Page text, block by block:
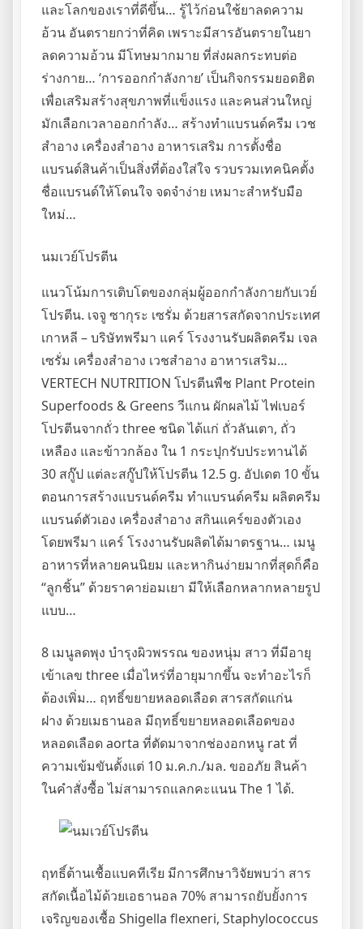
และโลกของเราที่ดีขึ้น… รู้ไว้ก่อนใช้ยาลดความ
อ้วน อันตรายกว่าที่คิด เพราะมีสารอันตรายในยา
ลดความอ้วน มีโทษมากมาย ที่ส่งผลกระทบต่อ
ร่างกาย… ‘การออกกำลังกาย’ เป็นกิจกรรมยอดฮิต
เพื่อเสริมสร้างสุขภาพที่แข็งแรง และคนส่วนใหญ่
มักเลือกเวลาออกกำลัง… สร้างทำแบรนด์ครีม เวช
สำอาง เครื่องสำอาง อาหารเสริม การตั้งชื่อ
แบรนด์สินค้าเป็นสิ่งที่ต้องใส่ใจ รวบรวมเทคนิคตั้ง
ชื่อแบรนด์ให้โดนใจ จดจำง่าย เหมาะสำหรับมือ
ใหม่…
นมเวย์โปรตีน
แนวโน้มการเติบโตของกลุ่มผู้ออกกำลังกายกับเวย์
โปรตีน. เจจู ซากุระ เซรั่ม ด้วยสารสกัดจากประเทศ
เกาหลี – บริษัทพรีมา แคร์ โรงงานรับผลิตครีม เจล
เซรั่ม เครื่องสำอาง เวชสำอาง อาหารเสริม…
VERTECH NUTRITION โปรตีนพืช Plant Protein
Superfoods & Greens วีแกน ผักผลไม้ ไฟเบอร์
โปรตีนจากถั่ว three ชนิด ได้แก่ ถั่วลันเตา, ถั่ว
เหลือง และข้าวกล้อง ใน 1 กระปุกรับประทานได้
30 สกู๊ป แต่ละสกู๊ปให้โปรตีน 12.5 g. อัปเดต 10 ขั้น
ตอนการสร้างแบรนด์ครีม ทำแบรนด์ครีม ผลิตครีม
แบรนด์ตัวเอง เครื่องสำอาง สกินแคร์ของตัวเอง
โดยพรีมา แคร์ โรงงานรับผลิตได้มาตรฐาน… เมนู
อาหารที่หลายคนนิยม และหากินง่ายมากที่สุดก็คือ
“ลูกชิ้น” ด้วยราคาย่อมเยา มีให้เลือกหลากหลายรูป
แบบ…
8 เมนูลดพุง บำรุงผิวพรรณ ของหนุ่ม สาว ที่มีอายุ
เข้าเลข three เมื่อไหร่ที่อายุมากขึ้น จะทำอะไรก็
ต้องเพิ่ม… ฤทธิ์ขยายหลอดเลือด สารสกัดแก่น
ฝาง ด้วยเมธานอล มีฤทธิ์ขยายหลอดเลือดของ
หลอดเลือด aorta ที่ตัดมาจากช่องอกหนู rat ที่
ความเข้มขันตั้งแต่ 10 ม.ค.ก./มล. ขออภัย สินค้า
ในคำสั่งซื้อ ไม่สามารถแลกคะแนน The 1 ได้.
ฤทธิ์ต้านเชื้อแบคทีเรีย มีการศึกษาวิจัยพบว่า สาร
สกัดเนื้อไม้ด้วยเอธานอล 70% สามารถยับยั้งการ
เจริญของเชื้อ Shigella flexneri, Staphylococcus